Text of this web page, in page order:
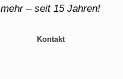
mehr – seit 15 Jahren!
Kontakt